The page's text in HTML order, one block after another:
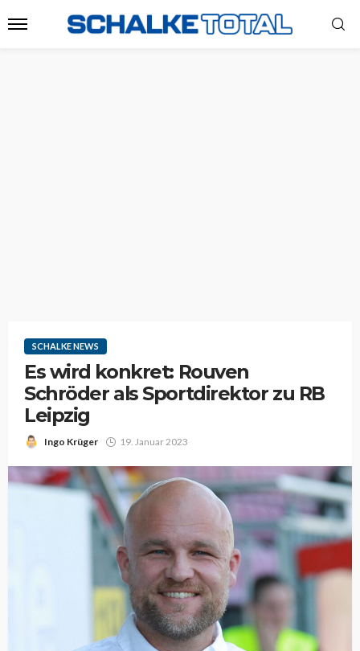
SCHALKE NEWS
Es wird konkret: Rouven
Schröder als Sportdirektor zu RB
Leipzig
Ingo Krüger 19. Januar 2023